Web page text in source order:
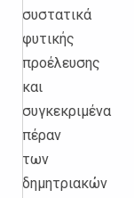
συστατικά
φυτικής
προέλευσης
και
συγκεκριμένα
πέραν
των
δημητριακών